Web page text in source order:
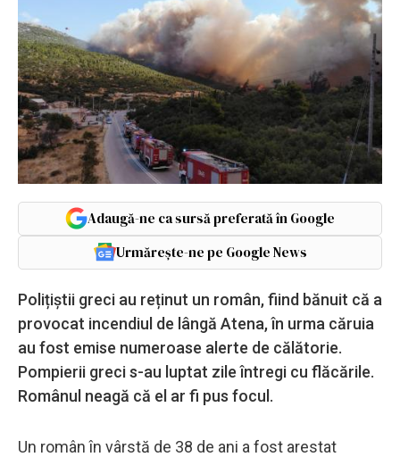
Adaugă-ne ca sursă preferată în Google
Urmărește-ne pe Google News
Polițiștii greci au reținut un român, fiind bănuit că a
provocat incendiul de lângă Atena, în urma căruia
au fost emise numeroase alerte de călătorie.
Pompierii greci s-au luptat zile întregi cu flăcările.
Românul neagă că el ar fi pus focul.
Un român în vârstă de 38 de ani a fost arestat